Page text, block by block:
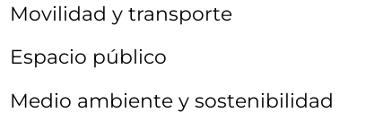
Movilidad y transporte
Espacio público
Medio ambiente y sostenibilidad